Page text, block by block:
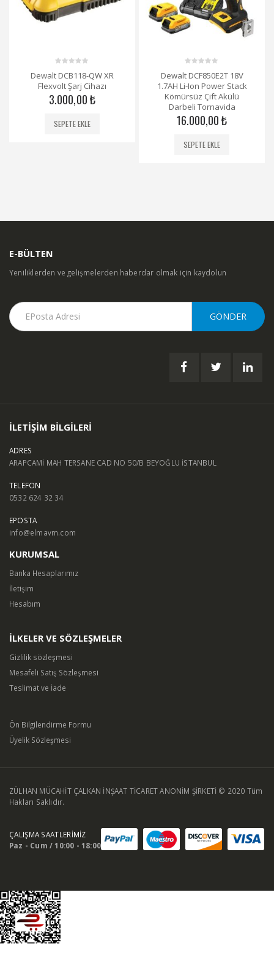
out
of
5
Dewalt DCB118-QW XR
Flexvolt Şarj Cihazı
3.000,00₺
SEPETE EKLE
out
of
5
Dewalt DCF850E2T 18V
1.7AH Li-Ion Power Stack
Kömürsüz Çift Akülü
Darbeli Tornavida
16.000,00₺
SEPETE EKLE
E-BÜLTEN
Yeniliklerden ve gelişmelerden haberdar olmak için kaydolun
İLETİŞİM BİLGİLERİ
ADRES
ARAPCAMİ MAH TERSANE CAD NO 50/B BEYOĞLU İSTANBUL
TELEFON
0532 624 32 34
EPOSTA
info@elmavm.com
KURUMSAL
Banka Hesaplarımız
İletişim
Hesabım
İLKELER VE SÖZLEŞMELER
Gizlilik sözleşmesi
Mesafeli Satış Sözleşmesi
Teslimat ve İade
Ön Bilgilendirme Formu
Üyelik Sözleşmesi
ZÜLHAN MÜCAHİT ÇALKAN İNŞAAT TİCARET ANONİM ŞİRKETİ © 2020 Tüm
Hakları Saklıdır.
ÇALIŞMA SAATLERİMİZ
Paz - Cum / 10:00 - 18:00